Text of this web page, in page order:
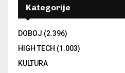
Kategorije
DOBOJ (2.396)
HIGH TECH (1.003)
KULTURA